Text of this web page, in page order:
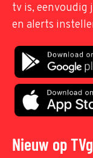
tv is, eenvoudig
en alerts
Nieuw op